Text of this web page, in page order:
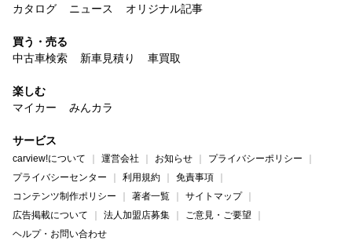
カタログ
ニュース オリジナル記事
買う・売る
中古車検索
新車見積り 車買取
楽しむ
マイカー
みんカラ
サービス
carview!について 運営会社 お知らせ
プライバシーポリシー
プライバシーセンター
利用規約
免責事項
コンテンツ制作ポリシー
著者一覧
サイトマップ
広告掲載について
法人加盟店募集
ご意見・ご要望
ヘルプ・お問い合わせ